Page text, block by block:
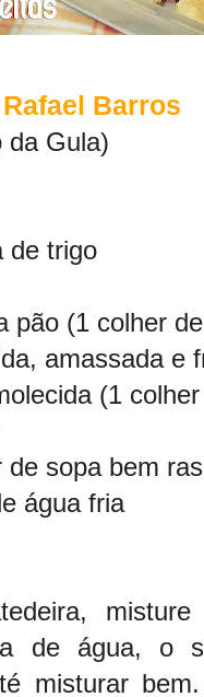
Barros
da Gula)
de trigo
pão (1 colher
amassada e
(1
de sopa bem
água fria
de água, o
misturar